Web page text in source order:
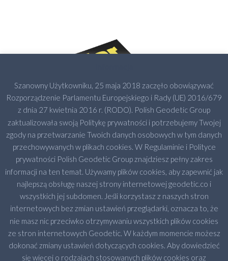
Szanowny Użytkowniku, 25 maja 2018 zaczęło obowiązywać
Rozporządzenie Parlamentu Europejskiego i Rady (UE) 2016/679
z dnia 27 kwietnia 2016 r. (RODO). Polish Geodetic Group
zaktualizowała swoją Politykę prywatności i potrzebujemy Twojej
zgody na przetwarzanie Twoich danych osobowych w tym danych
przechowywanych w plikach cookies. W Regulaminie i Polityce
prywatności Polish Geodetic Group znajdziesz pełny zakres
informacji na ten temat. Używamy plików cookies, aby zapewnić jak
najlepszą obsługę naszej strony internetowej geodetic.co i
wszystkich jej subdomen. Jeśli korzystasz z naszych stron
internetowych bez zmian ustawień przeglądarki, oznacza to, że
nie masz nic przeciwko otrzymywaniu wszystkich plików cookies
ze stron internetowych Geodetic. W każdym momencie możesz
dokonać zmiany ustawień dotyczących cookies. Aby dowiedzieć
się więcej o rodzajach stosowanych plików cookies oraz